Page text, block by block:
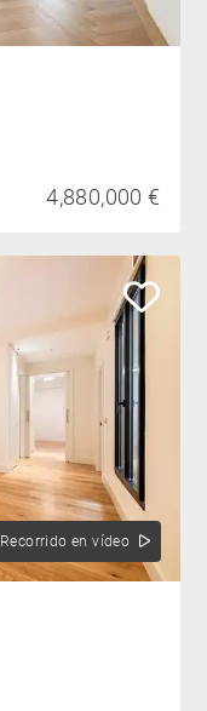
4,880,000 €
Recorrido en vídeo